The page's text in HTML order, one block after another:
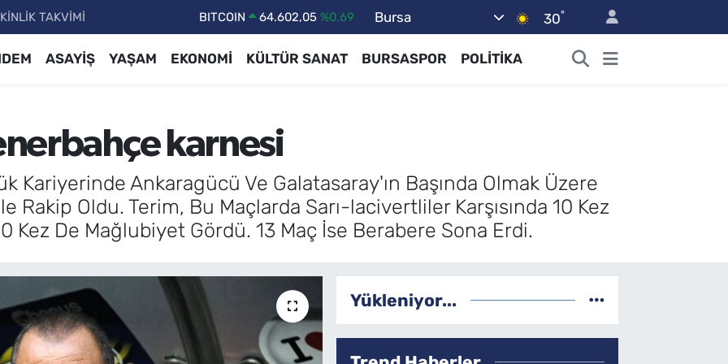
TAKVİMİ DOLAR 47,5986 %0.06
BİST100
Bursa 30°
ASAYİŞ YAŞAM EKONOMİ KÜLTÜR SANAT BURSASPOR POLİTİKA
karnesi
Kariyerinde Ankaragücü Ve Galatasaray'ın Başında Olmak Üzere
Rakip Oldu. Terim, Bu Maçlarda Sarı-lacivertliler Karşısında 10 Kez
Kez De Mağlubiyet Gördü. 13 Maç İse Berabere Sona Erdi.
Yükleniyor...